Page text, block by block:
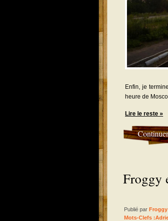
Enfin, je
heure de
Lire le reste »
Froggy
Publié par Froggy
Mots-Clefs :